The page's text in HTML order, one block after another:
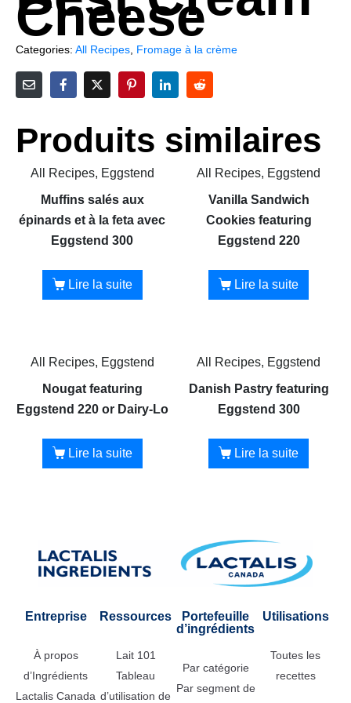
Cheese
Categories: All Recipes, Fromage à la crème
Produits similaires
All Recipes, Eggstend
Muffins salés aux
épinards et à la feta avec
Eggstend 300
Lire la suite
All Recipes, Eggstend
Vanilla Sandwich
Cookies featuring
Eggstend 220
Lire la suite
All Recipes, Eggstend
Nougat featuring
Eggstend 220 or Dairy-Lo
Lire la suite
All Recipes, Eggstend
Danish Pastry featuring
Eggstend 300
Lire la suite
Entreprise
À propos
d’Ingrédients
Lactalis Canada
Ressources
Lait 101
Tableau
d’utilisation de
Portefeuille
d’ingrédients
Par catégorie
Par segment de
Utilisations
Toutes les
recettes